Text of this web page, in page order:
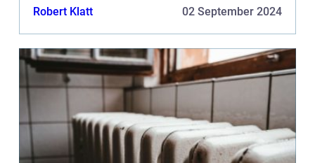
Cream ist eine Gesichtscreme, die gleichzeitig vor
Robert Klatt 02 September 2024